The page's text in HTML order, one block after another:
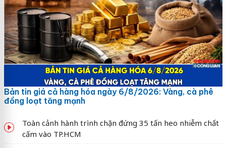
Bản tin giá cả hàng hóa ngày 6/8/2026: Vàng, cà phê
đồng loạt tăng mạnh
Toàn cảnh hành trình chặn đứng 35 tấn heo nhiễm chất
cấm vào TP.HCM